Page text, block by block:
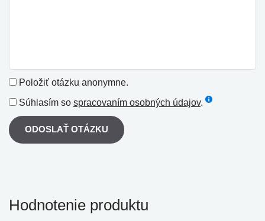
Položiť otázku anonymne.
Súhlasím so spracovaním osobných údajov.
ODOSLAŤ OTÁZKU
Hodnotenie produktu